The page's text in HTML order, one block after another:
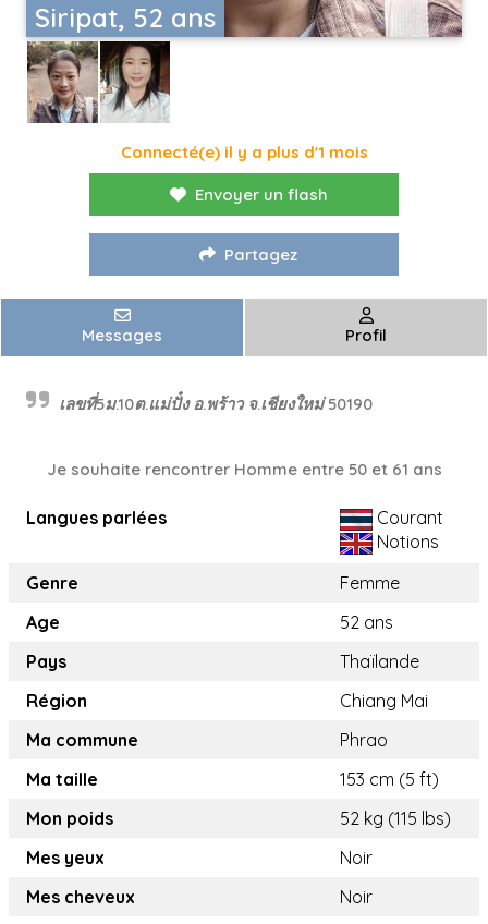
Siripat, 52 ans
Connecté(e) il y a plus d'1 mois
Envoyer un flash
Partagez
Messages Profil
เลขที่5ม.10ต.แม่ปั๋ง อ.พร้าว จ.เชียงใหม่ 50190
Je souhaite rencontrer Homme entre 50 et 61 ans
Langues parlées
Courant
Notions
Genre
Femme
Age
52 ans
Pays
Thaïlande
Région
Chiang Mai
Ma commune
Phrao
Ma taille
153 cm (5 ft)
Mon poids
52 kg (115 lbs)
Mes yeux
Noir
Mes cheveux
Noir